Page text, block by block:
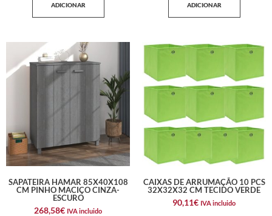
ADICIONAR ADICIONAR
SAPATEIRA HAMAR 85X40X108
CM PINHO MACIÇO CINZA-
ESCURO
268,58€ IVA incluido
CAIXAS DE ARRUMAÇÃO 10 PCS
32X32X32 CM TECIDO VERDE
90,11€ IVA incluido